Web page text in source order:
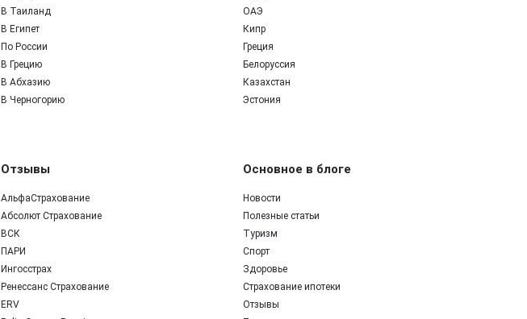
В Таиланд
В Египет
По России
В Грецию
В Абхазию
В Черногорию
ОАЭ
Кипр
Греция
Белоруссия
Казахстан
Эстония
Отзывы
АльфаСтрахование
Абсолют Страхование
ВСК
ПАРИ
Ингосстрах
Ренессанс Страхование
ERV
Основное в блоге
Новости
Полезные статьи
Туризм
Спорт
Здоровье
Страхование ипотеки
Отзывы